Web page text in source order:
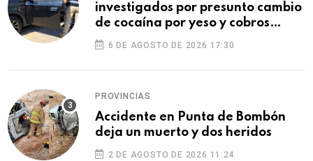
investigados por presunto cambio
de cocaína por yeso y cobros
ilegales
6 DE AGOSTO DE 2026 17:30
PROVINCIAS
Accidente en Punta de Bombón
deja un muerto y dos heridos
2 DE AGOSTO DE 2026 11:24